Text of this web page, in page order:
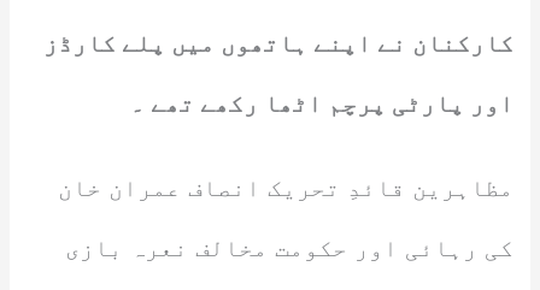
کارکنان نے اپنے ہاتھوں میں پلے کارڈز
اور پارٹی پرچم اٹھا رکھے تھے ۔
مظاہرین قائدِ تحریک انصاف عمران خان
کی رہائی اور حکومت مخالف نعرہ بازی